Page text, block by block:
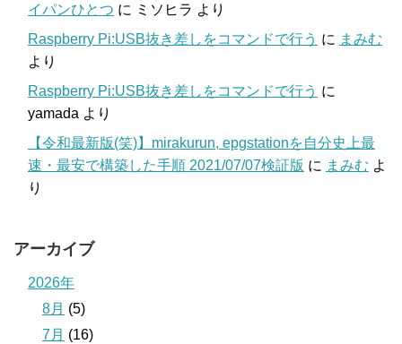
イパンひとつ に ミソヒラ より
Raspberry Pi:USB抜き差しをコマンドで行う に まみむ
より
Raspberry Pi:USB抜き差しをコマンドで行う に
yamada より
【令和最新版(笑)】mirakurun, epgstationを自分史上最
速・最安で構築した手順 2021/07/07検証版 に まみむ よ
り
アーカイブ
2026年
8月 (5)
7月 (16)